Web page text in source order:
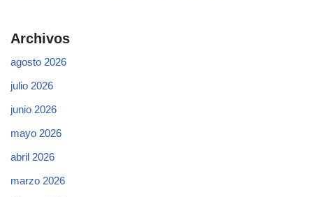
Archivos
agosto 2026
julio 2026
junio 2026
mayo 2026
abril 2026
marzo 2026